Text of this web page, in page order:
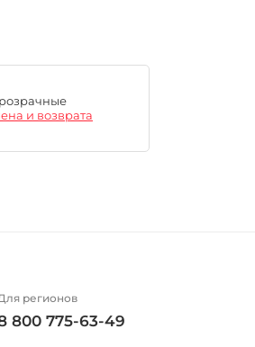
и возврата
регионов
800 775-63-49